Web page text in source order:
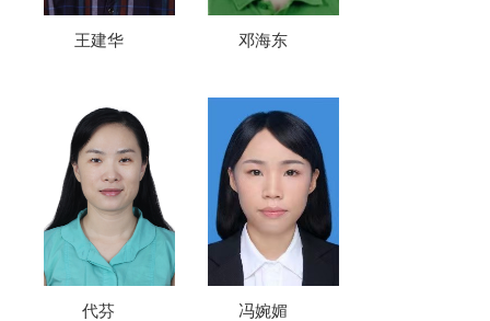
王建华 邓海东
代芬 冯婉媚